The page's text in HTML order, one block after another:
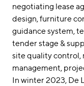
English
Imprint
negotiating lease
design furniture
guidance system
tender stage &
site quality control
management
In winter 2023, De